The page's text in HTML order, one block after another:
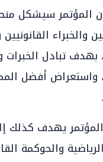
المؤتمر سيشكل
والخبراء
بهدف تبادل الخبرات
واستعراض أفضل
يهدف كذلك
والحوكمة